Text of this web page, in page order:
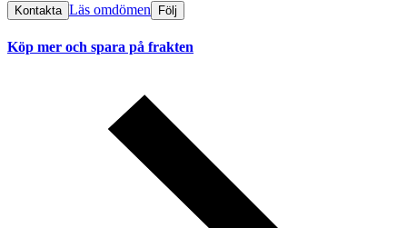
Kontakta Läs omdömen Följ
Köp mer och spara på frakten